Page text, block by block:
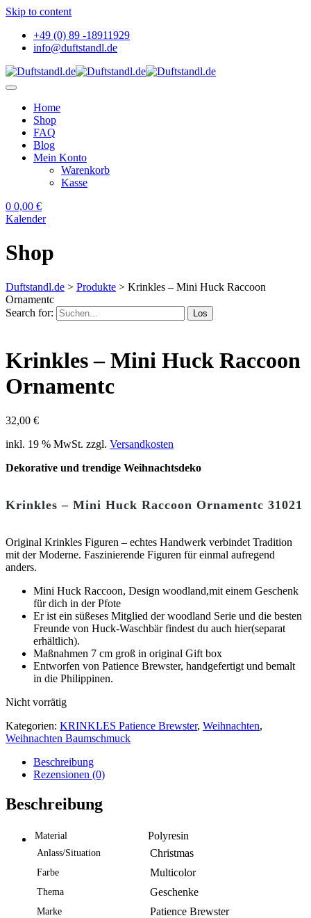
Skip to content
+49 (0) 89 -18911929
info@duftstandl.de
Home
Shop
FAQ
Blog
Mein Konto
Warenkorb
Kasse
0 0,00 €
Kalender
Shop
Duftstandl.de > Produkte > Krinkles – Mini Huck Raccoon
Ornamentc
Search for:
Los
Krinkles – Mini Huck Raccoon
Ornamentc
32,00 €
inkl. 19 % MwSt. zzgl. Versandkosten
Dekorative und trendige Weihnachtsdeko
Krinkles – Mini Huck Raccoon Ornamentc 31021
Original Krinkles Figuren – echtes Handwerk verbindet Tradition
mit der Moderne. Faszinierende Figuren für einmal aufregend
anders.
Mini Huck Raccoon, Design woodland,mit einem Geschenk
für dich in der Pfote
Er ist ein süßeses Mitglied der woodland Serie und die besten
Freunde von Huck-Waschbär findest du auch hier(separat
erhältlich).
Maßnahmen 7 cm groß in original Gift box
Entworfen von Patience Brewster, handgefertigt und bemalt
in die Philippinen.
Nicht vorrätig
Kategorien: KRINKLES Patience Brewster, Weihnachten,
Weihnachten Baumschmuck
Beschreibung
Rezensionen (0)
Beschreibung
Material Polyresin
Anlass/Situation Christmas
Farbe Multicolor
Thema Geschenke
Marke Patience Brewster